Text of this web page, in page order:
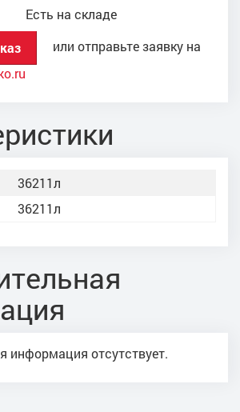
Есть на складе
или отправьте заявку на
36211л
36211л
информация отсутствует.